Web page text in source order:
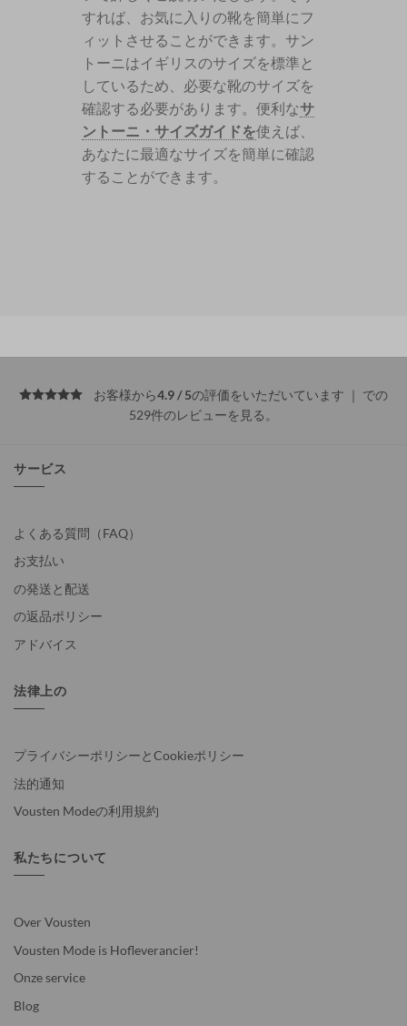
すれば、お気に入りの靴を簡単にフ
ィットさせることができます。サン
トーニはイギリスのサイズを標準と
しているため、必要な靴のサイズを
確認する必要があります。便利なサ
ントーニ・サイズガイドを使えば、
あなたに最適なサイズを簡単に確認
することができます。
お客様から4.9 / 5の評価をいただいています ｜ での
529件のレビューを見る 。
サービス
よくある質問（FAQ）
お支払い
の発送と配送
の返品ポリシー
アドバイス
法律上の
プライバシーポリシーとCookieポリシー
法的通知
Vousten Modeの利用規約
私たちについて
Over Vousten
Vousten Mode is Hofleverancier!
Onze service
Blog